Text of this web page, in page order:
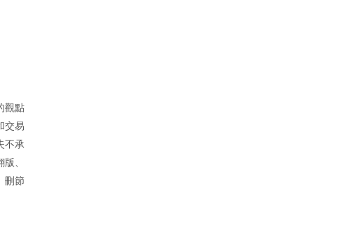
觀點
交易
不承
、
刪節